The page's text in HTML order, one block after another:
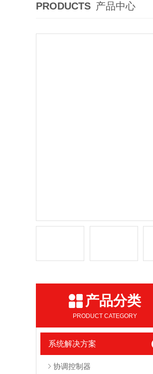
PRODUCTS 产品中心
产品分类
PRODUCT CATEGORY
系统解决方案
协调控制器